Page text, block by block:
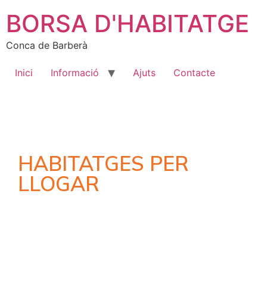
BORSA D'HABITATGE
Conca de Barberà
Inici Informació Ajuts Contacte
HABITATGES PER
LLOGAR